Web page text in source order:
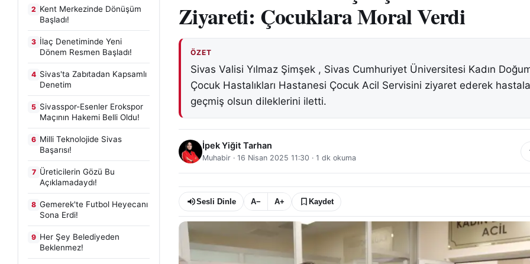
2 Kent Merkezinde Dönüşüm
Başladı!
3 İlaç Denetiminde Yeni
Dönem Resmen Başladı!
4 Sivas'ta Zabıtadan Kapsamlı
Denetim
5 Sivasspor-Esenler Erokspor
Maçının Hakemi Belli Oldu!
6 Milli Teknolojide Sivas
Başarısı!
7 Üreticilerin Gözü Bu
Açıklamadaydı!
8 Gemerek'te Futbol Heyecanı
Sona Erdi!
9 Her Şey Belediyeden
Beklenmez!
Ziyareti: Çocuklara Moral Verdi
ÖZET
Sivas Valisi Yılmaz Şimşek , Sivas Cumhuriyet Üniversitesi Kadın
Çocuk Hastalıkları Hastanesi Çocuk Acil Servisini ziyaret ederek
geçmiş olsun dileklerini iletti.
İpek Yiğit Tarhan
Muhabir · 16 Nisan 2025 11:30 · 1 dk okuma
Sesli Dinle A− A+ Kaydet